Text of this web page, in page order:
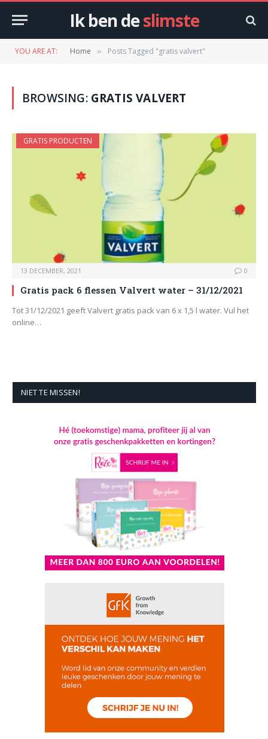
Ik ben deslimste
YOU ARE AT: Home » Posts Tagged "gratis valvert"
BROWSING: GRATIS VALVERT
GRATIS PRODUCTEN
13 DECEMBER, 2021 0
Gratis pack 6 flessen Valvert water – 31/12/2021
Tot 31/12/2021 geeft Valvert gratis pack van 6 x 1,5 l water. Vul het
online…
NIET TE MISSEN!